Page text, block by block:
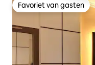
Favoriet van gasten
Favoriet van gasten